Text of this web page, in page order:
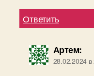
Ответить
Артем:
28.02.2024 в